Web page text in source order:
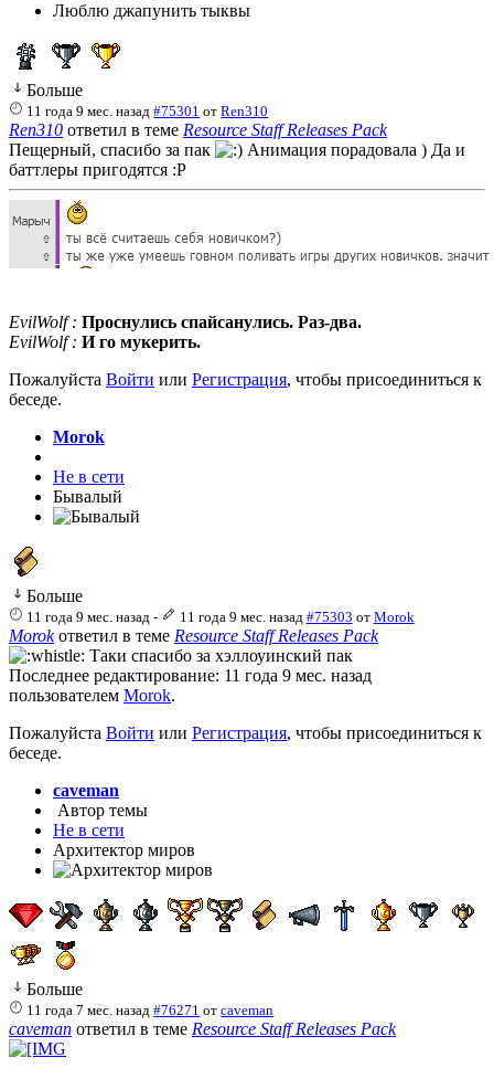
Люблю джапунить тыквы
Больше
11 года 9 мес. назад #75301 отRen310
Ren310 ответил в теме Resource Staff Releases Pack
Пещерный, спасибо за пак
Анимация порадовала ) Да и
баттлеры пригодятся :Р
EvilWolf : Проснулись спайсанулись. Раз-два.
EvilWolf : И го мукерить.
Пожалуйста Войти или Регистрация, чтобы присоединиться к
беседе.
Morok
Не в сети
Бывалый
Больше
11 года 9 мес. назад - 11 года 9 мес. назад #75303 от Morok
Morokответил в теме Resource Staff Releases Pack
Таки спасибо за хэллоуинский пак
Последнее редактирование: 11 года 9 мес. назад
пользователем Morok.
Пожалуйста Войти или Регистрация, чтобы присоединиться к
беседе.
caveman
Автор темы
Не в сети
Архитектор миров
Больше
11 года 7 мес. назад #76271 отcaveman
caveman ответил в теме Resource Staff Releases Pack